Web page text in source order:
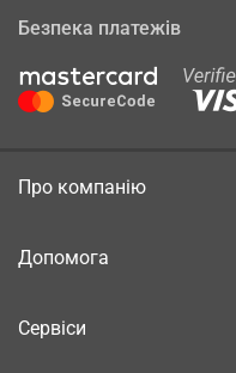
Безпека платежів
Про компанію
Допомога
Сервіси